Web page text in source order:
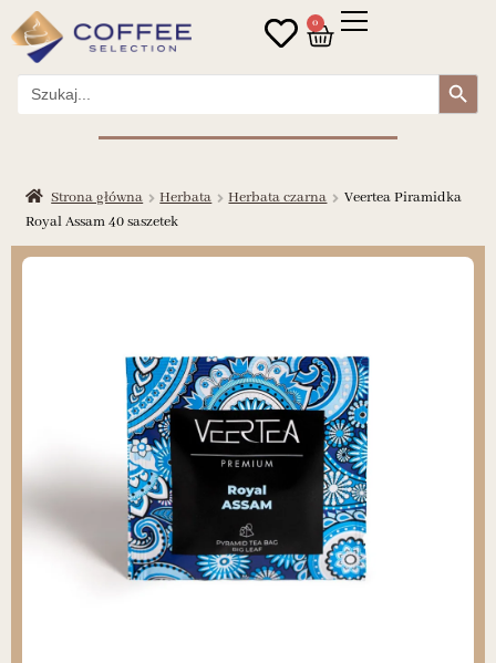
0
Search
for:
Search Button
Strona główna Herbata Herbata czarna
Veertea Piramidka
Royal Assam 40 saszetek